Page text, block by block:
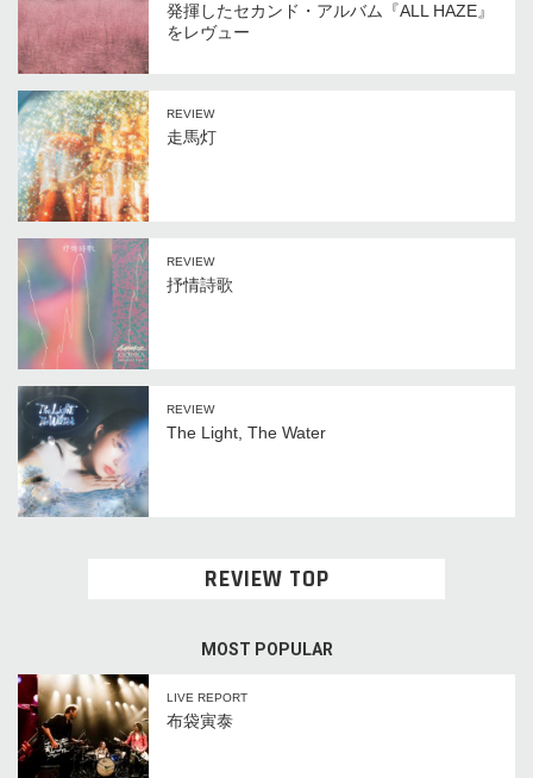
発揮したセカンド・アルバム『ALL HAZE』
をレヴュー
REVIEW
走馬灯
REVIEW
抒情詩歌
REVIEW
The Light, The Water
REVIEW TOP
MOST POPULAR
LIVE REPORT
布袋寅泰